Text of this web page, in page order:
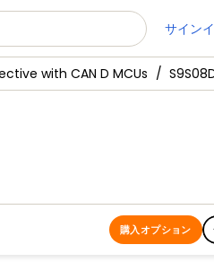
サイン
with CAN D MCUs
購入オプション